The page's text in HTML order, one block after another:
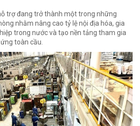
trợ đang trở thành một trong những
nhằm nâng cao tỷ lệ nội địa hóa, gia
trong nước và tạo nền tảng tham gia
toàn cầu.